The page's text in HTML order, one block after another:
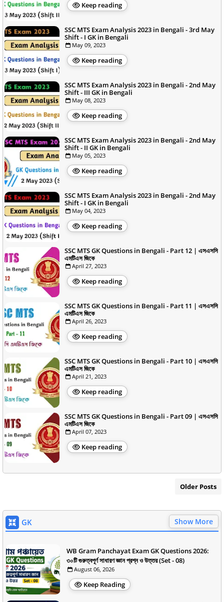
Keep reading
SSC MTS Exam Analysis 2023 in Bengali - 3rd May
Shift - I GK in Bengali
May 09, 2023
Keep reading
SSC MTS Exam Analysis 2023 in Bengali - 2nd May
Shift - III GK in Bengali
May 08, 2023
Keep reading
SSC MTS Exam Analysis 2023 in Bengali - 2nd May
Shift - II GK in Bengali
May 05, 2023
Keep reading
SSC MTS Exam Analysis 2023 in Bengali - 2nd May
Shift - I GK in Bengali
May 04, 2023
Keep reading
SSC MTS GK Questions in Bengali - Part 12 | এসএসসি
এমটিএস জিকে
April 27, 2023
Keep reading
SSC MTS GK Questions in Bengali - Part 11 | এসএসসি
এমটিএস জিকে
April 26, 2023
Keep reading
SSC MTS GK Questions in Bengali - Part 10 | এসএসসি
এমটিএস জিকে
April 21, 2023
Keep reading
SSC MTS GK Questions in Bengali - Part 09 | এসএসসি
এমটিএস জিকে
April 07, 2023
Keep reading
Older Posts
GK Show More
WB Gram Panchayat Exam GK Questions 2026:
৩০টি গুরুত্বপূর্ণ সাধারণ জ্ঞান প্রশ্ন ও উত্তর (Set - 08)
August 06, 2026
Keep Reading